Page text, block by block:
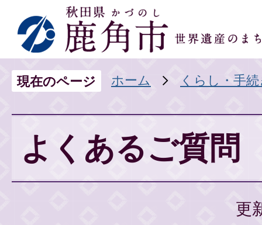
現在のページ ホーム くらし・手
よくあるご質問
更